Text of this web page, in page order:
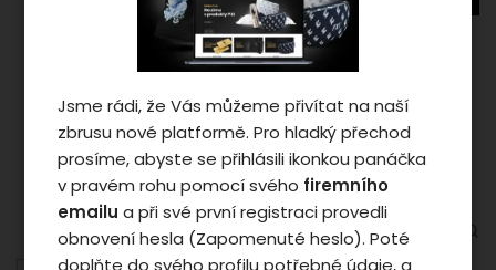
Jsme rádi, že Vás můžeme přivítat na naší
zbrusu nové platformě. Pro hladký přechod
prosíme, abyste se přihlásili ikonkou panáčka
v pravém rohu pomocí svého firemního
emailu a při své první registraci provedli
obnovení hesla (Zapomenuté heslo). Poté
doplňte do svého profilu potřebné údaje, a
Záleží nám na vašem
soukromí
Cookies používáme proto, abychom
zajistili funkčnosti webu a pokud nám
dáte souhlas, tak mimo jiné i proto
abychom vylepšili obsah stránek podle
vašich preferencí. Tlačítkem „Souhlasit
a zavřít“ udělíte souhlas s využíváním
cookies a budeme tak moci předat